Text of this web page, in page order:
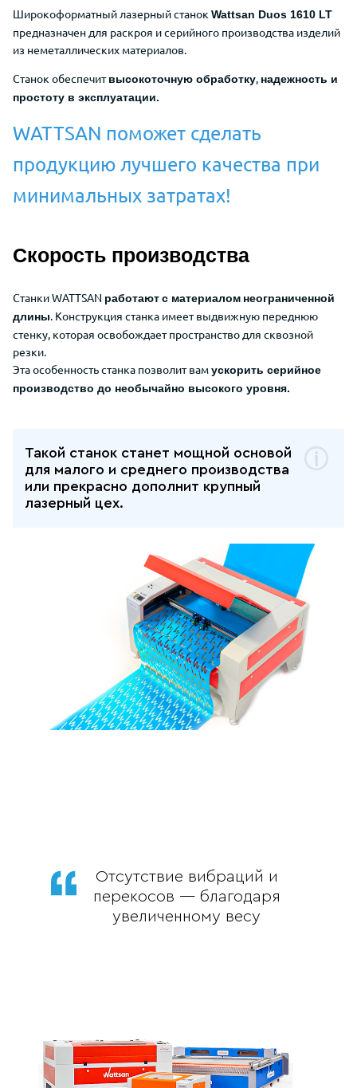
Широкоформатный лазерный станок Wattsan Duos 1610 LT
предназначен для раскроя и серийного производства изделий
из неметаллических материалов.
Станок обеспечитвысокоточную обработку, надежность и
простоту в эксплуатации.
WATTSAN поможет сделать
продукцию лучшего качества при
минимальных затратах!
Скорость производства
Станки WATTSAN работаютс материалом неограниченной
длины. Конструкция станка имеет выдвижную переднюю
стенку, которая освобождает пространство для сквозной
резки.
Эта особенность станка позволит вамускорить серийное
производство до необычайно высокого уровня.
Такой станок станет мощной основой
для малого и среднего производства
или прекрасно дополнит крупный
лазерный цех.
Отсутствие вибраций и
перекосов — благодаря
увеличенному весу